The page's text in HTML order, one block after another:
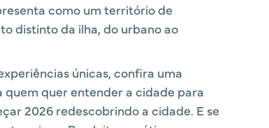
como um território de
distinto da ilha, do urbano ao
únicas, confira uma
quem quer entender a cidade para
2026 redescobrindo a cidade. E se